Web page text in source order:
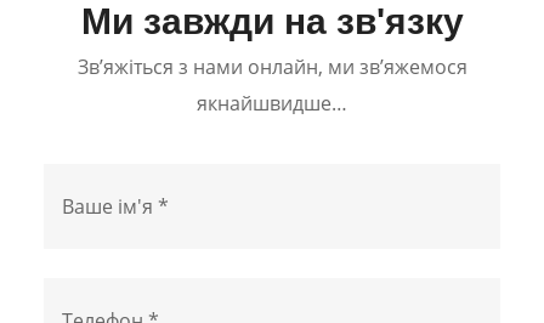
Ми завжди на зв'язку
Зв’яжіться з нами онлайн, ми зв’яжемося
якнайшвидше…